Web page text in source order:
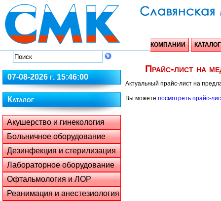
КОМПАНИИ КАТАЛОГ
07-08-2026 г. 15:46:00
Каталог
Акушерство и гинекология
Больничное оборудование
Дезинфекция и стерилизация
Лабораторное оборудование
Офтальмология и ЛОР
Реанимация и анестезиология
Прайс-лист на
Актуальный прайс-лист на
Вы можете посмотреть прайс-